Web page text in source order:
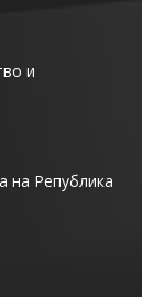
и
на Република